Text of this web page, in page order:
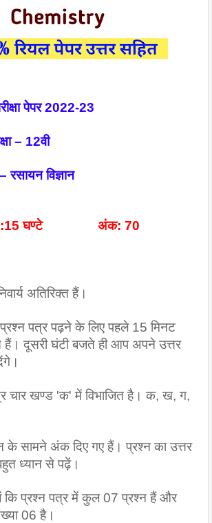
पेपर 2022-23
विज्ञान
घण्टे                अंक: 70
अतिरिक्त हैं।
प्रश्न पत्र पढ़ने के लिए पहले 15 मिनट
हैं। दूसरी घंटी बजते ही आप अपने उत्तर
चार खण्ड 'क' में विभाजित है। क, ख, ग,
के सामने अंक दिए गए हैं। प्रश्न का उत्तर
ध्यान से पढ़ें।
कि प्रश्न पत्र में कुल 07 प्रश्न हैं और
06 है।